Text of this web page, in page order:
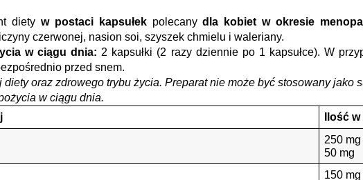
diety w postaci kapsułek polecany dla kobiet w okresie
czerwonej, nasion soi, szyszek chmielu i waleriany.
w ciągu dnia: 2 kapsułki (2 razy dziennie po 1 kapsułce). W
przed snem.
oraz zdrowego trybu życia. Preparat nie może być stosowany jako
w ciągu dnia.
Ilość
250 mg
50 mg
150 mg